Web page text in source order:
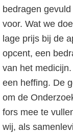
bedragen
voor. Wat we
lage prijs bij de
opcent, een
van het
een heffing. De
om de
fors mee te
wij, als